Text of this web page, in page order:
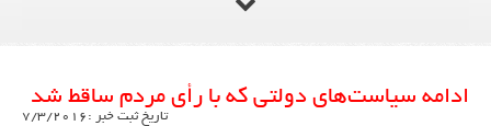
ادامه سیاست‌های دولتی که با رأی مردم ساقط شد
تاریخ ثبت خبر :7/3/2016